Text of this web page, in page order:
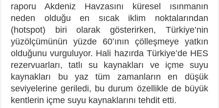
raporu Akdeniz Havzasını küresel ısınmanın
neden olduğu en sıcak iklim noktalarından
(hotspot) biri olarak gösterirken, Türkiye’nin
yüzölçümünün yüzde 60’ının çölleşmeye yatkın
olduğunu vurguluyor. Hali hazırda Türkiye’de HES
rezervuarları, tatlı su kaynakları ve içme suyu
kaynakları bu yaz tüm zamanların en düşük
seviyelerine geriledi, bu durum özellikle de büyük
kentlerin içme suyu kaynaklarını tehdit etti.